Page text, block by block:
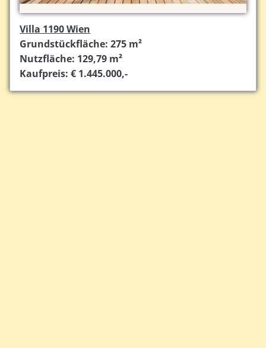
Villa 1190 Wien
Grundstückfläche: 275 m²
Nutzfläche: 129,79 m²
Kaufpreis: € 1.445.000,-